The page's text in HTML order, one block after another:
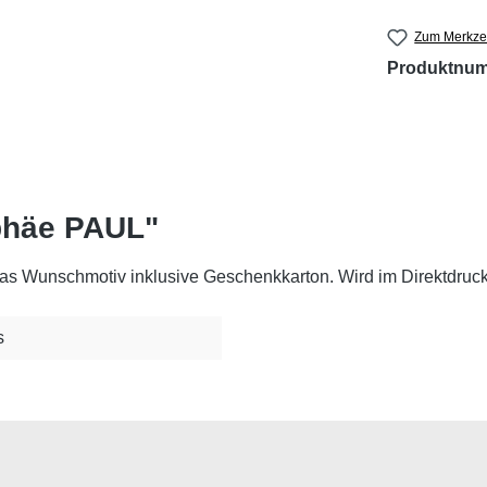
Zum
PAUL"
Wunschmotiv inklusive Geschenkkarton. Wird im